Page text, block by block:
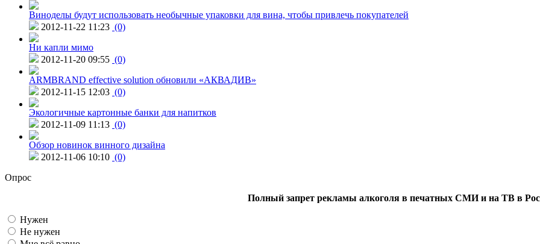
Виноделы будут использовать необычные упаковки для вина, чтобы привлечь покупателей
2012-11-22 11:23 (0)
Ни капли мимо
2012-11-20 09:55 (0)
ARMBRAND effective solution обновили «АКВАДИВ»
2012-11-15 12:03 (0)
Экологичные картонные банки для напитков
2012-11-09 11:13 (0)
Обзор новинок винного дизайна
2012-11-06 10:10 (0)
Опрос
Полный запрет рекламы алкоголя в печатных СМИ и на ТВ в
Нужен
Не нужен